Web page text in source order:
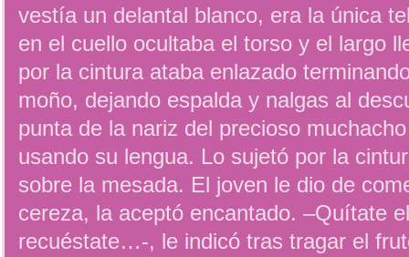
vestía un delantal blanco, era la única
en el cuello ocultaba el torso y el largo
por la cintura ataba enlazado
moño, dejando espalda y nalgas al
punta de la nariz del precioso
usando su lengua. Lo sujetó por la
sobre la mesada. El joven le dio de
cereza, la aceptó encantado. –Quítate
recuéstate…-, le indicó tras tragar el